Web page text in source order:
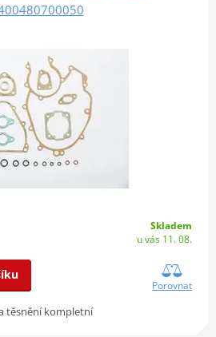
Skladem
u vás 11. 08.
Porovnat
těsnění kompletní